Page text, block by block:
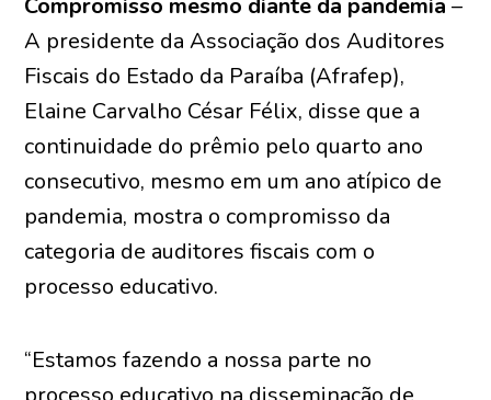
Compromisso mesmo diante da pandemia –
A presidente da Associação dos Auditores
Fiscais do Estado da Paraíba (Afrafep),
Elaine Carvalho César Félix, disse que a
continuidade do prêmio pelo quarto ano
consecutivo, mesmo em um ano atípico de
pandemia, mostra o compromisso da
categoria de auditores fiscais com o
processo educativo.
“Estamos fazendo a nossa parte no